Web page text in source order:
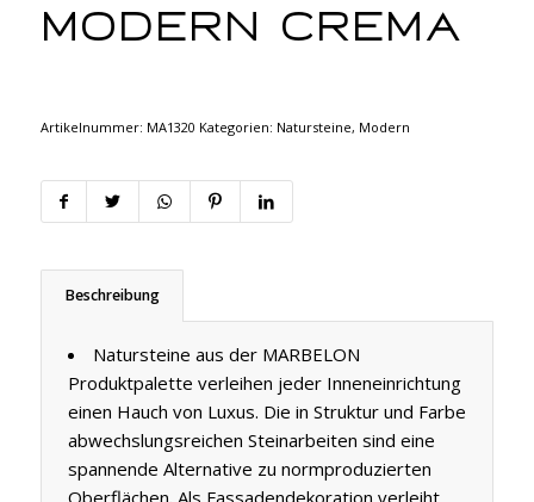
Modern Crema
Artikelnummer: MA1320 Kategorien: Natursteine, Modern
Beschreibung
Natursteine aus der MARBELON
Produktpalette verleihen jeder Inneneinrichtung
einen Hauch von Luxus. Die in Struktur und Farbe
abwechslungsreichen Steinarbeiten sind eine
spannende Alternative zu normproduzierten
Oberflächen. Als Fassadendekoration verleiht